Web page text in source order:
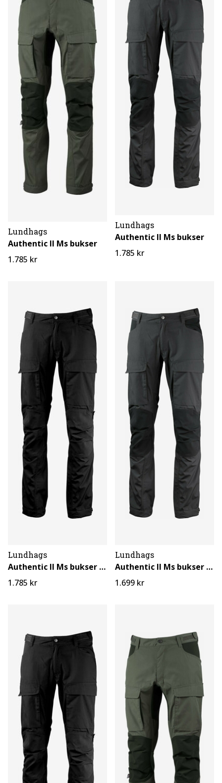
Lundhags
Authentic II Ms bukser
1.785 kr
Lundhags
Authentic II Ms bukser
1.785 kr
Lundhags
Authentic II Ms bukser lang
1.785 kr
Lundhags
Authentic II Ms bukser lang
1.699 kr